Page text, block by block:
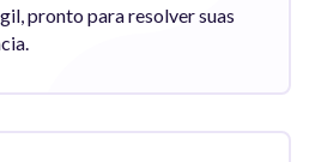
pronto para resolver suas